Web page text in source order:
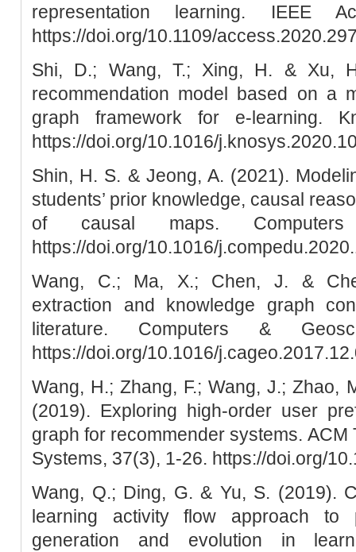
representation learning. IEEE
https://doi.org/10.1109/
Shi, D.; Wang, T.; Xing, H. & Xu,
recommendation model based on a
graph framework for e-learning.
https://doi.org/10.1016/
Shin, H. S. & Jeong, A. (2021).
students’ prior knowledge, causal
of causal maps.
https://doi.org/10.1016/
Wang, C.; Ma, X.; Chen, J. &
extraction and knowledge graph
literature. Computers &
https://doi.org/10.1016/
Wang, H.; Zhang, F.; Wang, J.; Zhao,
(2019). Exploring high-order user
graph for recommender systems.
Systems, 37(3), 1-26. https://doi.org/
Wang, Q.; Ding, G. & Yu, S. (2019).
learning activity flow approach to
generation and evolution in